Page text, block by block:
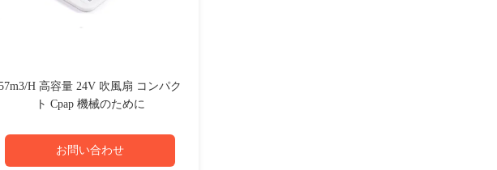
H 高容量 24V 吹風扇 コンパク
ト Cpap 機械のために
お問い合わせ